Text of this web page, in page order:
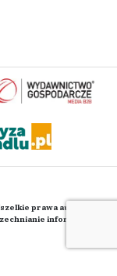
prawa autorskie
informacji i